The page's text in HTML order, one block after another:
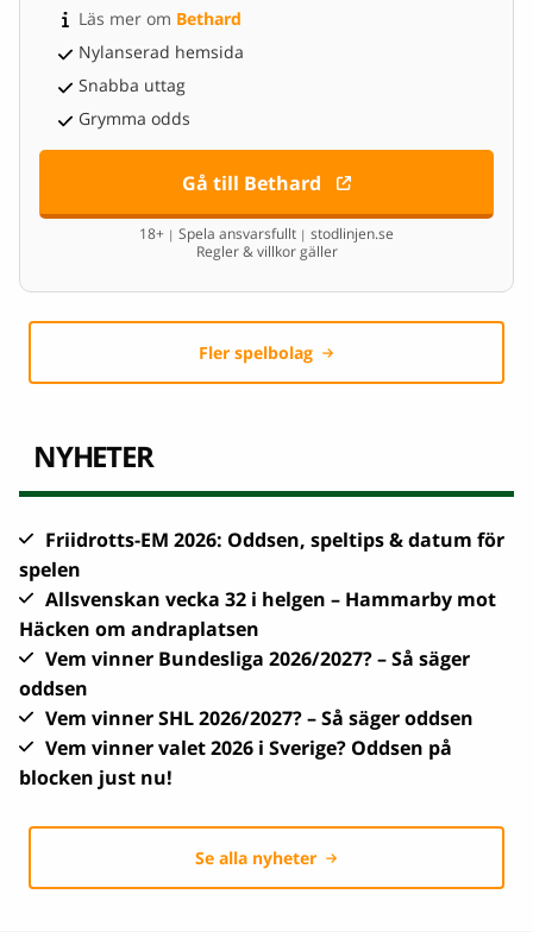
Läs mer om Bethard
Nylanserad hemsida
Snabba uttag
Grymma odds
Gå till Bethard
18+ | Spela ansvarsfullt | stodlinjen.se
Regler & villkor gäller
Fler spelbolag
NYHETER
Friidrotts-EM 2026: Oddsen, speltips & datum för
spelen
Allsvenskan vecka 32 i helgen – Hammarby mot
Häcken om andraplatsen
Vem vinner Bundesliga 2026/2027? – Så säger
oddsen
Vem vinner SHL 2026/2027? – Så säger oddsen
Vem vinner valet 2026 i Sverige? Oddsen på
blocken just nu!
Se alla nyheter